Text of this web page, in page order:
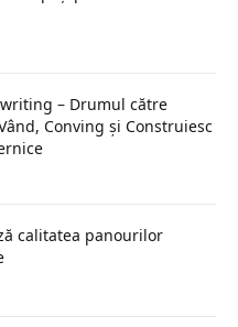
– Drumul către
Conving și Construiesc
calitatea panourilor